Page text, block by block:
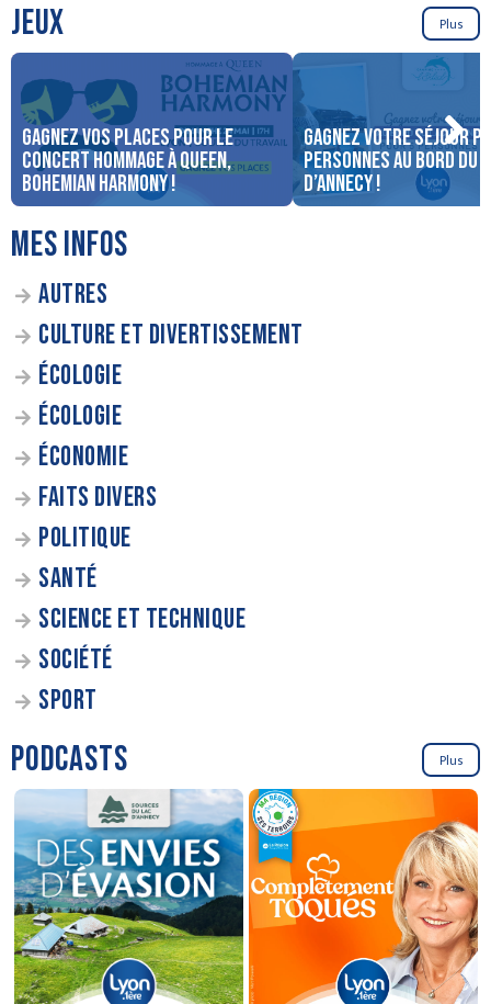
JEUX Plus
Gagnez vos places pour le
concert Hommage à Queen,
Bohemian Harmony !
Gagnez votre séjour
personnes au bord du
d’Annecy !
MES INFOS
AUTRES
CULTURE ET DIVERTISSEMENT
ÉCOLOGIE
ÉCOLOGIE
ÉCONOMIE
FAITS DIVERS
POLITIQUE
SANTÉ
SCIENCE ET TECHNIQUE
SOCIÉTÉ
SPORT
PODCASTS Plus